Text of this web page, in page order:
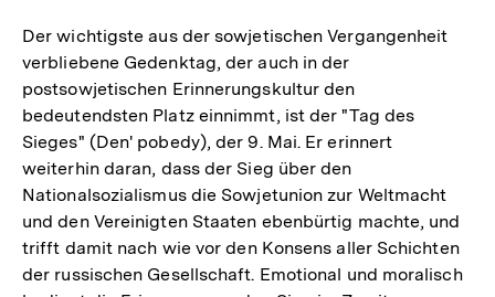
Der wichtigste aus der sowjetischen Vergangenheit
verbliebene Gedenktag, der auch in der
postsowjetischen Erinnerungskultur den
bedeutendsten Platz einnimmt, ist der "Tag des
Sieges" (Den' pobedy), der 9. Mai. Er erinnert
weiterhin daran, dass der Sieg über den
Nationalsozialismus die Sowjetunion zur Weltmacht
und den Vereinigten Staaten ebenbürtig machte, und
trifft damit nach wie vor den Konsens aller Schichten
der russischen Gesellschaft. Emotional und moralisch